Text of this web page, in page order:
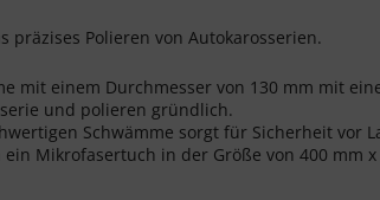
präzises Polieren von Autokarosserien.
mit einem Durchmesser von 130 mm mit
und polieren gründlich.
Schwämme sorgt für Sicherheit vor
ein Mikrofasertuch in der Größe von 400 mm